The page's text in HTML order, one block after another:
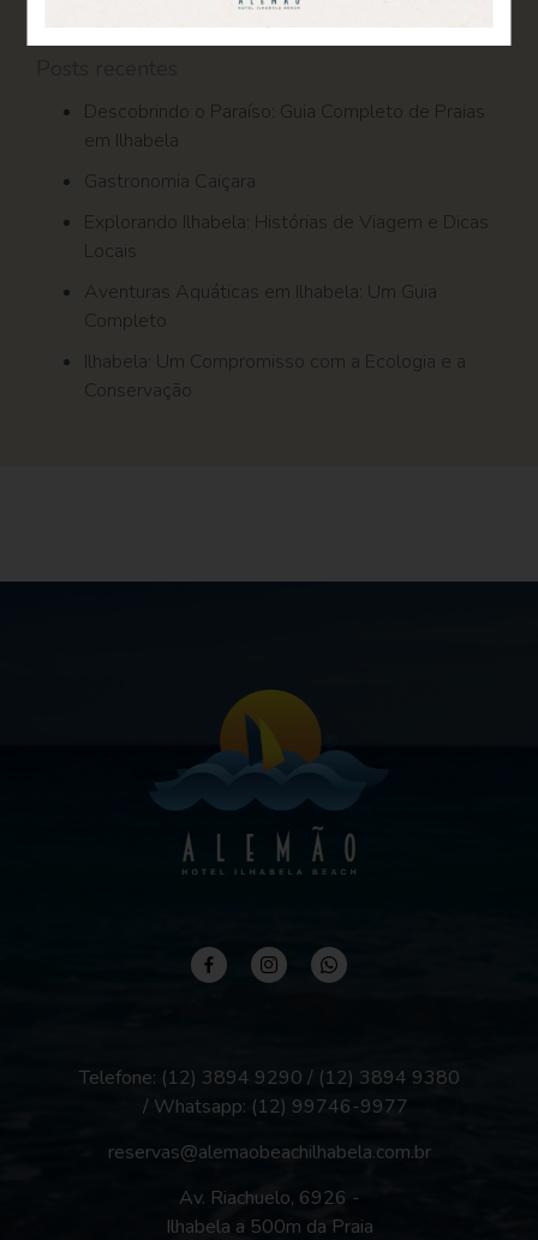
Descobrindo o Paraíso: Guia Completo de Praias
em Ilhabela
Gastronomia Caiçara
Explorando Ilhabela: Histórias de Viagem e Dicas
Locais
Aventuras Aquáticas em Ilhabela: Um Guia
Completo
Ilhabela: Um Compromisso com a Ecologia e a
Conservação
Telefone: (12) 3894 9290 / (12) 3894 9380
/ Whatsapp: (12) 99746-9977
reservas@alemaobeachilhabela.com.br
Av. Riachuelo, 6926 -
Ilhabela a 500m da Praia